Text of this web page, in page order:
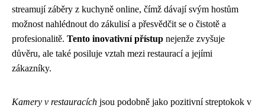
streamují záběry z kuchyně online, čímž dávají svým hostům
možnost nahlédnout do zákulisí a přesvědčit se o čistotě a
profesionalitě. Tento inovativní přístup nejenže zvyšuje
důvěru, ale také posiluje vztah mezi restaurací a jejími
zákazníky.
Kamery v restauracích jsou podobně jako pozitivní streptokok v